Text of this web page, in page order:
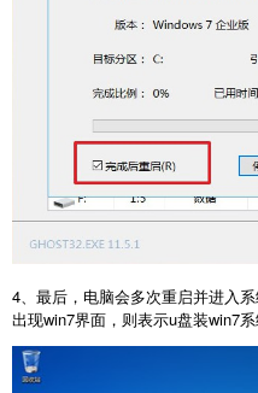
4、最后，电脑会多次重启并进入
出现win7界面，则表示u盘装win7